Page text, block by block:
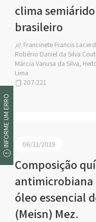
clima
brasileiro
Francinete Francis
Robério Daniel da Silva
Márcia Vanusa da Silva,
Lima
207-221
06/11/2019
Composição
antimicrobiana
óleo essencial
(Meisn) Mez.
INFORME UM ERRO